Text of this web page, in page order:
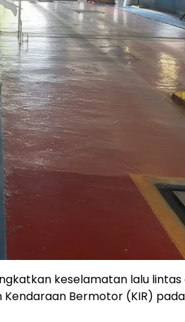
keselamatan lalu
Kendaraan Bermotor (KIR)